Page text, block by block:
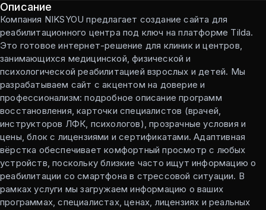
Описание
Компания NIKSYOU предлагает создание сайта для
реабилитационного центра под ключ на платформе Tilda.
Это готовое интернет-решение для клиник и центров,
занимающихся медицинской, физической и
психологической реабилитацией взрослых и детей. Мы
разрабатываем сайт с акцентом на доверие и
профессионализм: подробное описание программ
восстановления, карточки специалистов (врачей,
инструкторов ЛФК, психологов), прозрачные условия и
цены, блок с лицензиями и сертификатами. Адаптивная
вёрстка обеспечивает комфортный просмотр с любых
устройств, поскольку близкие часто ищут информацию о
реабилитации со смартфона в стрессовой ситуации. В
рамках услуги мы загружаем информацию о ваших
программах, специалистах, ценах, лицензиях и реальных